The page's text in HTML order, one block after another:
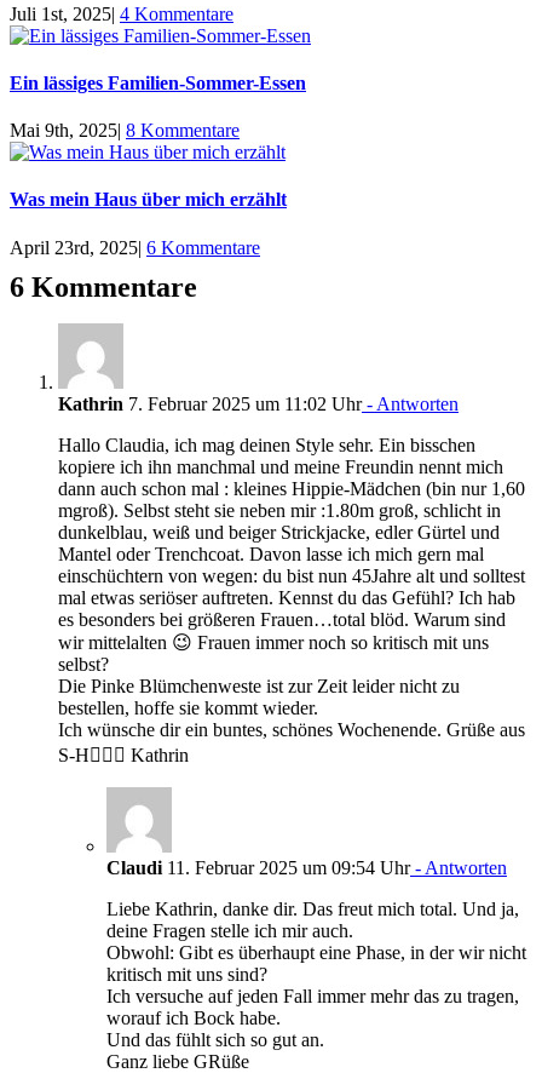
Juli 1st, 2025| 4 Kommentare
Ein lässiges Familien-Sommer-Essen
Mai 9th, 2025| 8 Kommentare
Was mein Haus über mich erzählt
April 23rd, 2025| 6 Kommentare
6 Kommentare
Kathrin 7. Februar 2025 um 11:02 Uhr- Antworten
Hallo Claudia, ich mag deinen Style sehr. Ein bisschen
kopiere ich ihn manchmal und meine Freundin nennt mich
dann auch schon mal : kleines Hippie-Mädchen (bin nur 1,60
mgroß). Selbst steht sie neben mir :1.80m groß, schlicht in
dunkelblau, weiß und beiger Strickjacke, edler Gürtel und
Mantel oder Trenchcoat. Davon lasse ich mich gern mal
einschüchtern von wegen: du bist nun 45Jahre alt und solltest
mal etwas seriöser auftreten. Kennst du das Gefühl? Ich hab
es besonders bei größeren Frauen…total blöd. Warum sind
wir mittelalten 😉 Frauen immer noch so kritisch mit uns
selbst?
Die Pinke Blümchenweste ist zur Zeit leider nicht zu
bestellen, hoffe sie kommt wieder.
Ich wünsche dir ein buntes, schönes Wochenende. Grüße aus
S-H🙋🏼‍♀️ Kathrin
Claudi 11. Februar 2025 um 09:54 Uhr- Antworten
Liebe Kathrin, danke dir. Das freut mich total. Und ja,
deine Fragen stelle ich mir auch.
Obwohl: Gibt es überhaupt eine Phase, in der wir nicht
kritisch mit uns sind?
Ich versuche auf jeden Fall immer mehr das zu tragen,
worauf ich Bock habe.
Und das fühlt sich so gut an.
Ganz liebe GRüße